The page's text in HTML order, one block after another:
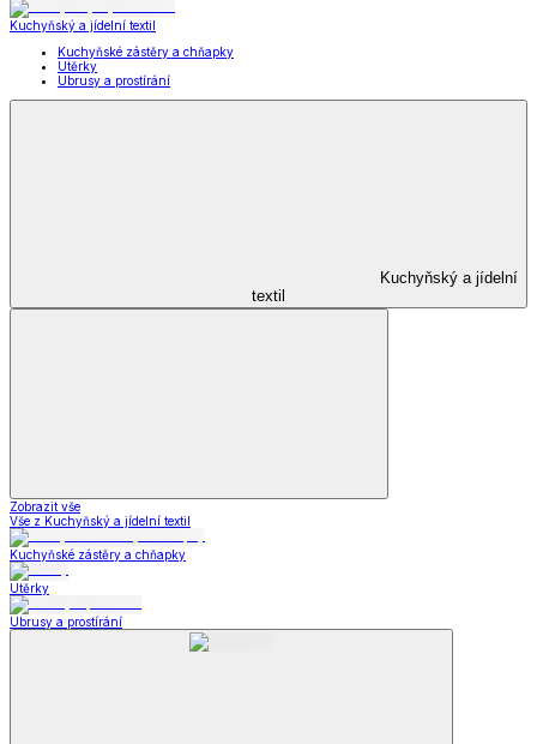
Kuchyňský a jídelní textil
Kuchyňské zástěry a chňapky
Utěrky
Ubrusy a prostírání
Kuchyňský a jídelní
textil
Zobrazit vše
Vše z Kuchyňský a jídelní textil
Kuchyňské zástěry a chňapky
Utěrky
Ubrusy a prostírání